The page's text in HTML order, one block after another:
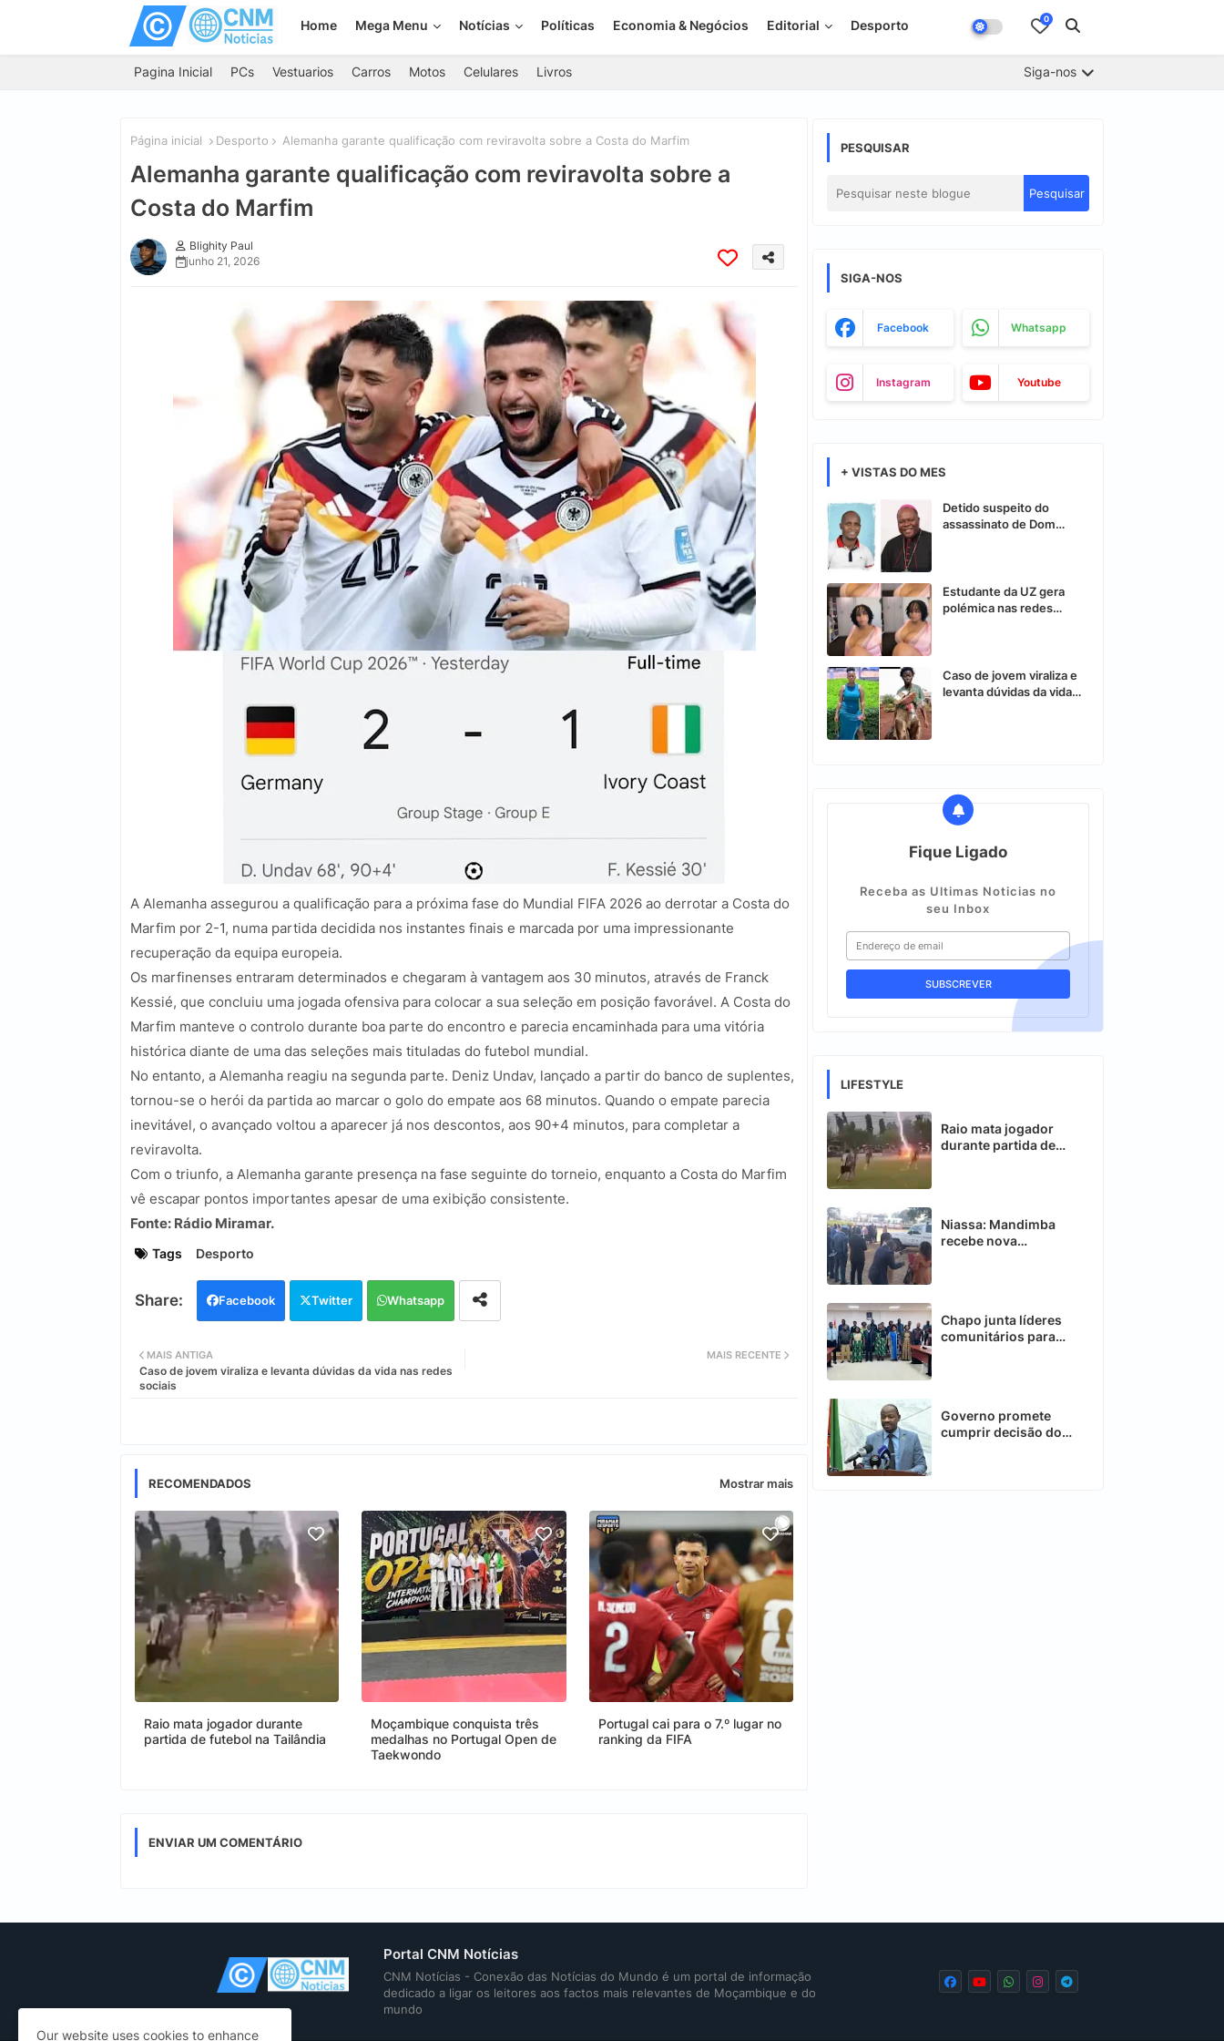
Home Mega Menu Notícias Políticas Economia & Negócios Editorial Desporto 0
Pagina Inicial PCs Vestuarios Carros Motos Celulares Livros Siga-nos
Página inicial Desporto Alemanha garante qualificação com reviravolta sobre a Costa do Marfim
Alemanha garante qualificação com reviravolta sobre a
Costa do Marfim
Blighity Paul
junho 21, 2026
A Alemanha assegurou a qualificação para a próxima fase do Mundial FIFA 2026 ao derrotar a Costa do
Marfim por 2-1, numa partida decidida nos instantes finais e marcada por uma impressionante
recuperação da equipa europeia.
Os marfinenses entraram determinados e chegaram à vantagem aos 30 minutos, através de Franck
Kessié, que concluiu uma jogada ofensiva para colocar a sua seleção em posição favorável. A Costa do
Marfim manteve o controlo durante boa parte do encontro e parecia encaminhada para uma vitória
histórica diante de uma das seleções mais tituladas do futebol mundial.
No entanto, a Alemanha reagiu na segunda parte. Deniz Undav, lançado a partir do banco de suplentes,
tornou-se o herói da partida ao marcar o golo do empate aos 68 minutos. Quando o empate parecia
inevitável, o avançado voltou a aparecer já nos descontos, aos 90+4 minutos, para completar a
reviravolta.
Com o triunfo, a Alemanha garante presença na fase seguinte do torneio, enquanto a Costa do Marfim
vê escapar pontos importantes apesar de uma exibição consistente.
Fonte: Rádio Miramar.
Tags Desporto
Facebook Twitter Whatsapp
MAIS RECENTE
MAIS ANTIGA
Caso de jovem viraliza e levanta dúvidas da vida nas redes
sociais
RECOMENDADOS Mostrar mais
Raio mata jogador durante
partida de futebol na Tailândia
Moçambique conquista três
medalhas no Portugal Open de
Taekwondo
Portugal cai para o 7.º lugar no
ranking da FIFA
ENVIAR UM COMENTÁRIO
PESQUISAR
SIGA-NOS
Facebook Whatsapp
Instagram Youtube
+ VISTAS DO MES
Detido suspeito do
assassinato de Dom
Estudante da UZ gera
polémica nas redes
Caso de jovem viraliza e
levanta dúvidas da vida
Fique Ligado
Receba as Ultimas Noticias no
seu Inbox
LIFESTYLE
Raio mata jogador
durante partida de
Niassa: Mandimba
recebe nova
Chapo junta líderes
comunitários para
Governo promete
cumprir decisão do
Portal CNM Notícias
CNM Notícias - Conexão das Notícias do Mundo é um portal de informação
dedicado a ligar os leitores aos factos mais relevantes de Moçambique e do
mundo
Our website uses cookies to enhance